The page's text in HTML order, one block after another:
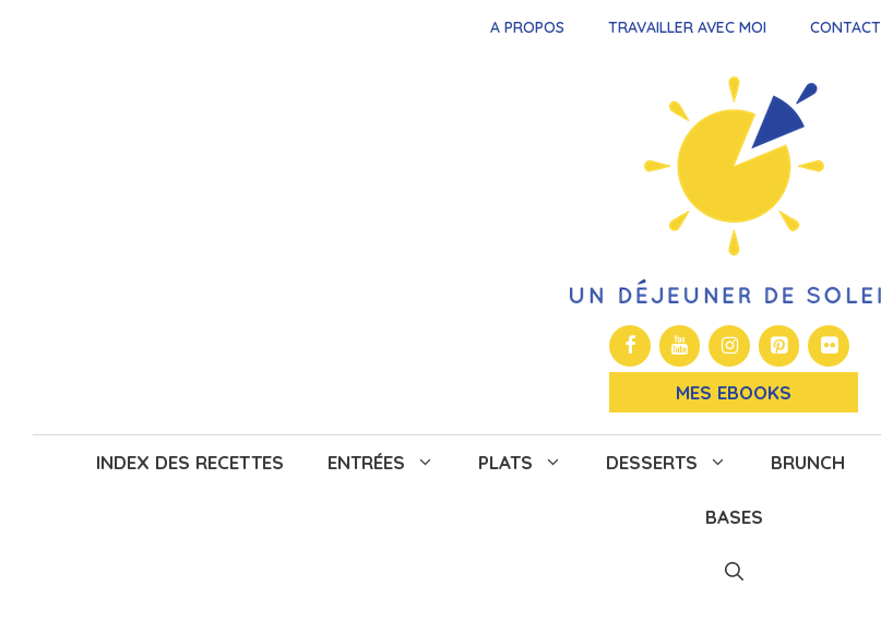
A PROPOS TRAVAILLER AVEC MOI CONTACT
MES EBOOKS
INDEX DES RECETTES ENTRÉES PLATS DESSERTS BRUNCH
BASES